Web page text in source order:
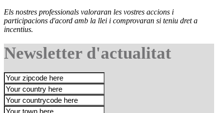
Els nostres professionals valoraran les vostres accions i
participacions d'acord amb la llei i comprovaran si teniu dret a
incentius.
Newsletter d'actualitat